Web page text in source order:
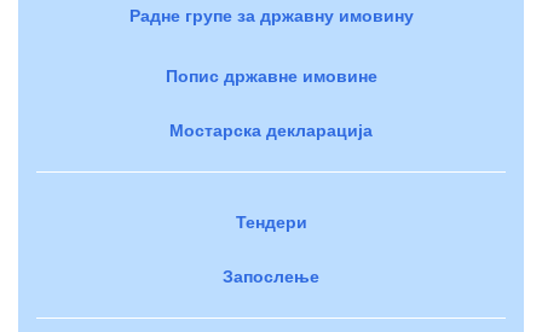
Радне групе за државну имовину
Попис државне имовине
Мостарска декларација
Тендери
Запослење